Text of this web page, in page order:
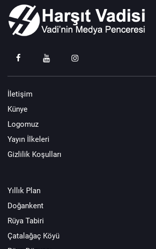
İletişim
Künye
Logomuz
Yayın İlkeleri
Gizlilik Koşulları
Yıllık Plan
Doğankent
Rüya Tabiri
Çatalağaç Köyü